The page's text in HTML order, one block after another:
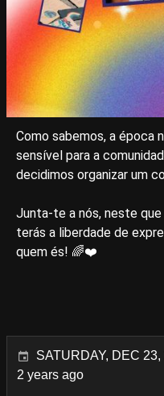
Como sabemos, a época
sensível para a
decidimos organizar um
Junta-te a nós, neste
terás a liberdade de
quem és! 🌈❤️
SATURDAY, DEC
2 years ago